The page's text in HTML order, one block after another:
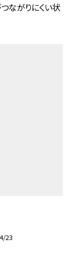
ながりにくい状
23